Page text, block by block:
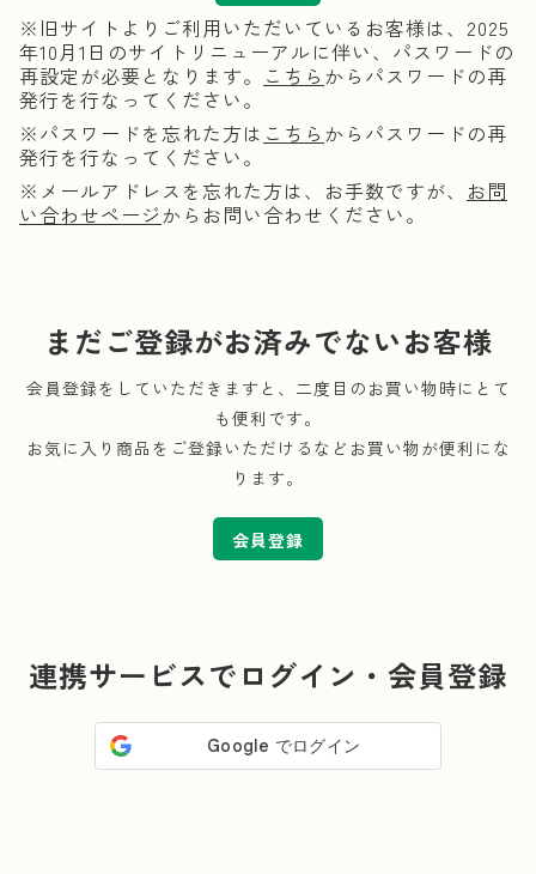
※旧サイトよりご利用いただいているお客様は、2025
年10月1日のサイトリニューアルに伴い、パスワードの
再設定が必要となります。 こちら からパスワードの再
発行を行なってください。
※パスワードを忘れた方は こちら からパスワードの再
発行を行なってください。
※メールアドレスを忘れた方は、お手数ですが、 お問
い合わせページからお問い合わせください。
まだご登録がお済みでないお客様
会員登録をしていただきますと、二度目のお買い物時にとて
も便利です。
お気に入り商品をご登録いただけるなどお買い物が便利にな
ります。
会員登録
連携サービスでログイン・会員登録